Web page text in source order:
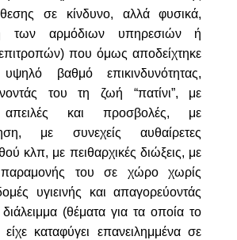
σε κίνδυνο, αλλά φυσικά,
των αρμόδιων υπηρεσιών ή
που όμως αποδείχτηκε
βαθμό επικινδυνότητας,
του τη ζωή “πατίνι”, με
απειλές και προσβολές, με
με συνεχείς αυθαίρετες
κλπ, με πειθαρχικές διώξεις, με
παραμονής του σε χώρο χωρίς
υγιεινής και απαγορεύοντάς
(θέματα για τα οποία το
καταφύγει επανειλημμένα σε